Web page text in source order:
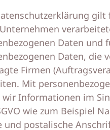
gilt
Daten und
Daten, die
Firmen
Mit
wir Informationen im
wie zum Beispiel
und postalische